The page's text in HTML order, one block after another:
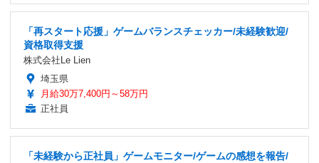
「再スタート応援」ゲームバランスチェッカー/未経験歓迎/
資格取得支援
株式会社Le Lien
埼玉県
月給30万7,400円～58万円
正社員
「未経験から正社員」ゲームモニター/ゲームの感想を報告/